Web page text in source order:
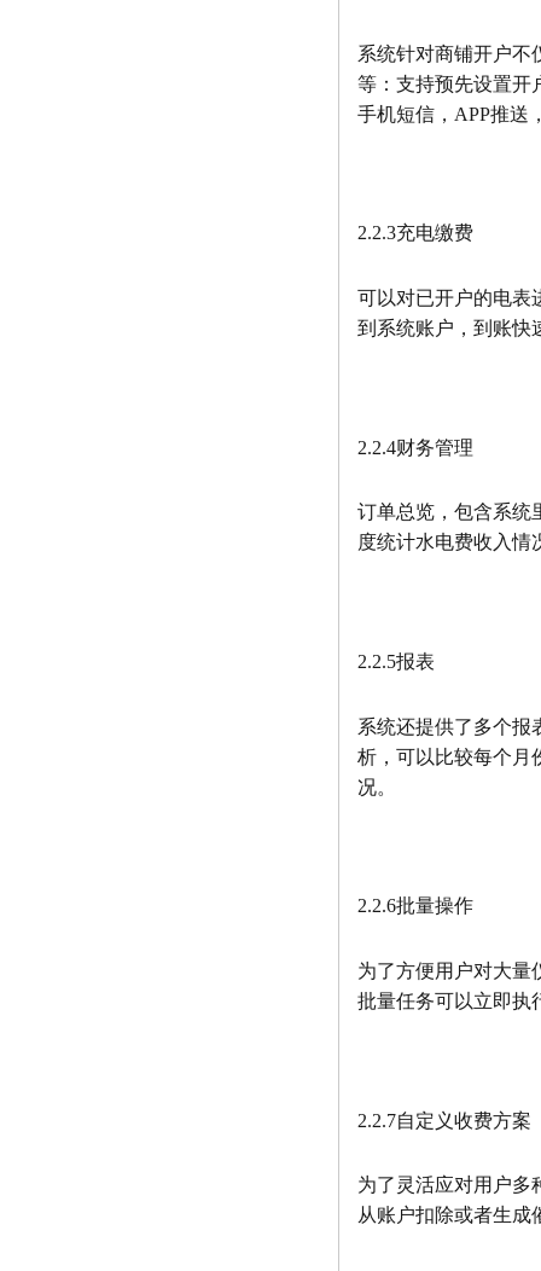
系统针对商铺开户不
等：支持预先设置开
手机短信，APP推送
2.2.3充电缴费
可以对已开户的电表
到系统账户，到账快
2.2.4财务管理
订单总览，包含系统
度统计水电费收入情
2.2.5报表
系统还提供了多个报
析，可以比较每个月
况。
2.2.6批量操作
为了方便用户对大量
批量任务可以立即执
2.2.7自定义收费方案
为了灵活应对用户多
从账户扣除或者生成